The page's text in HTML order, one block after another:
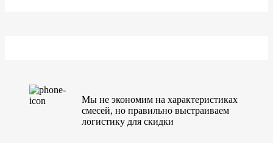
Мы не экономим на характеристиках
смесей, но правильно выстраиваем
логистику для скидки